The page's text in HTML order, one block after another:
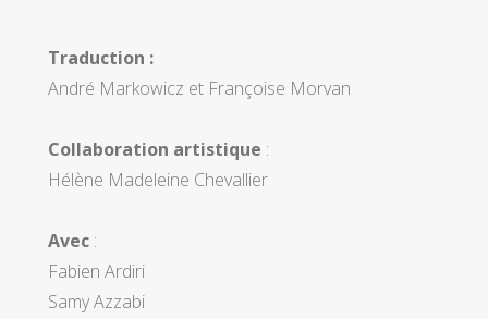
Traduction :
André Markowicz et Françoise Morvan
Collaboration artistique :
Hélène Madeleine Chevallier
Avec :
Fabien Ardiri
Samy Azzabi